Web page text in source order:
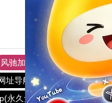
风驰加速器
旋风加速器
址导航 软件中心
暴
永久免费)加速器 veee加